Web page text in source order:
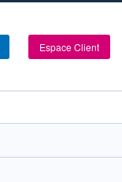
Espace Client